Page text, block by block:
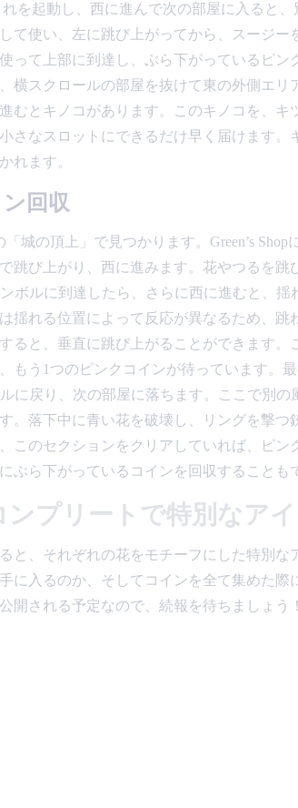
を起動し、西に進んで次の部屋に入ると、
て使い、左に跳び上がってから、スージー
って上部に到達し、ぶら下がっているピン
横スクロールの部屋を抜けて東の外側エリ
むとキノコがあります。このキノコを、キ
さなスロットにできるだけ早く届けます。
れます。
回収
城の頂上」で見つかります。Green’s Shop
跳び上がり、西に進みます。花やつるを跳
ボルに到達したら、さらに西に進むと、揺
揺れる位置によって反応が異なるため、跳
ると、垂直に跳び上がることができます。
もう1つのピンクコインが待っています。最
に戻り、次の部屋に落ちます。ここで別の
。落下中に青い花を破壊し、リングを撃つ
このセクションをクリアしていれば、ピン
ぶら下がっているコインを回収することも
プリートで特別なア
と、それぞれの花をモチーフにした特別な
に入るのか、そしてコインを全て集めた際
開される予定なので、続報を待ちましょう！